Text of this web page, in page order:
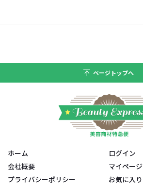
ページトップへ
ホーム
会社概要
プライバシーポリシー
ログイン
マイページ
お気に入り